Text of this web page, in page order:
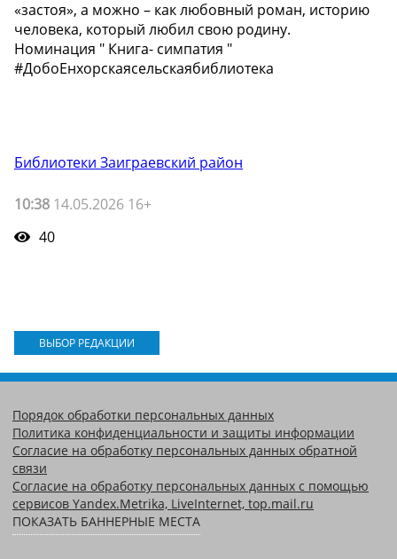
«застоя», а можно – как любовный роман, историю
человека, который любил свою родину.
Номинация " Книга- симпатия "
#ДобоЕнхорскаясельскаябиблиотека
Библиотеки Заиграевский район
10:38 14.05.2026 16+
40
ВЫБОР РЕДАКЦИИ
Порядок обработки персональных данных
Политика конфиденциальности и защиты информации
Согласие на обработку персональных данных обратной
связи
Согласие на обработку персональных данных с помощью
сервисов Yandex.Metrika, LiveInternet, top.mail.ru
ПОКАЗАТЬ БАННЕРНЫЕ МЕСТА